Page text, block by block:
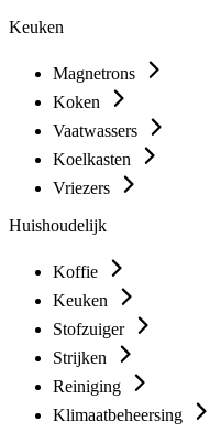
Keuken
Magnetrons
Koken
Vaatwassers
Koelkasten
Vriezers
Huishoudelijk
Koffie
Keuken
Stofzuiger
Strijken
Reiniging
Klimaatbeheersing